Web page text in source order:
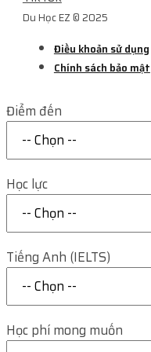
Du Học EZ © 2025
Điều khoản sử dụng
Chính sách bảo mật
Điểm đến
Học lực
Tiếng Anh (IELTS)
Học phí mong muốn